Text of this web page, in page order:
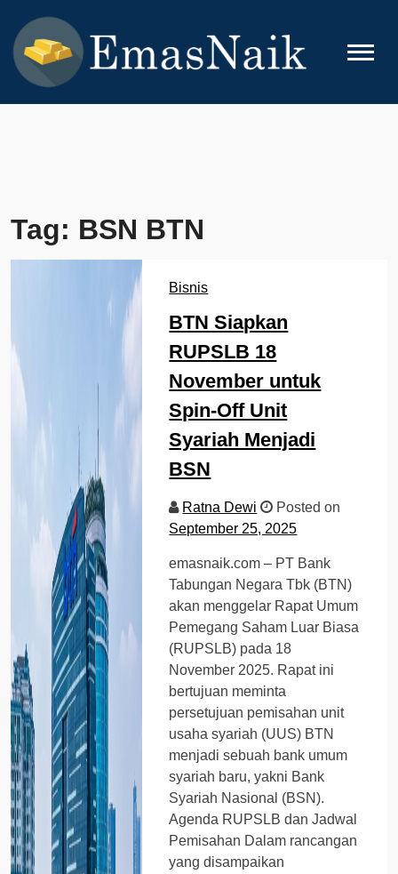
content
EMASNAIK
Topik Seputar Emas
Tag: BSN BTN
Bisnis
BTN Siapkan
RUPSLB 18
November untuk
Spin-Off Unit
Syariah Menjadi
BSN
Ratna Dewi
Posted on
September 25, 2025
emasnaik.com – PT Bank
Tabungan Negara Tbk (BTN)
akan menggelar Rapat Umum
Pemegang Saham Luar Biasa
(RUPSLB) pada 18
November 2025. Rapat ini
bertujuan meminta
persetujuan pemisahan unit
usaha syariah (UUS) BTN
menjadi sebuah bank umum
syariah baru, yakni Bank
Syariah Nasional (BSN).
Agenda RUPSLB dan Jadwal
Pemisahan Dalam rancangan
yang disampaikan